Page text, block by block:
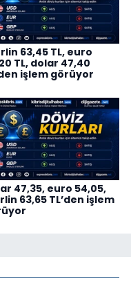
63,45 TL, euro
TL, dolar 47,40
işlem görüyor
47,35, euro 54,05,
63,65 TL’den işlem